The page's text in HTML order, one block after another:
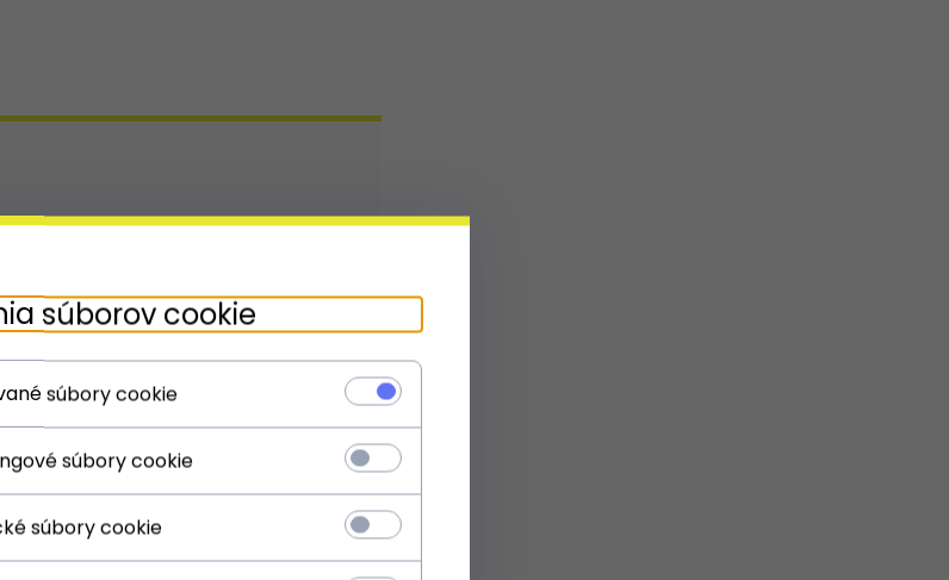
súborov cookie
súbory cookie
súbory cookie
súbory cookie